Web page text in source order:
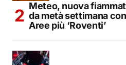
Meteo, nuova
da metà settimana
Aree più ‘Roventi’